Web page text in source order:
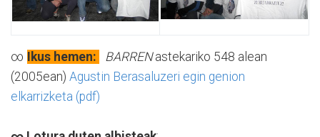
∞ Ikus hemen: BARRENastekariko 548 alean
(2005ean) Agustin Berasaluzeri egin genion
elkarrizketa (pdf)